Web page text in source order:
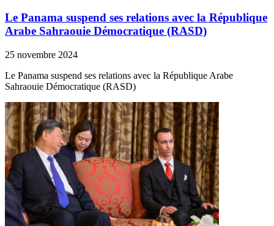
Le Panama suspend ses relations avec la République
Arabe Sahraouie Démocratique (RASD)
25 novembre 2024
Le Panama suspend ses relations avec la République Arabe
Sahraouie Démocratique (RASD)